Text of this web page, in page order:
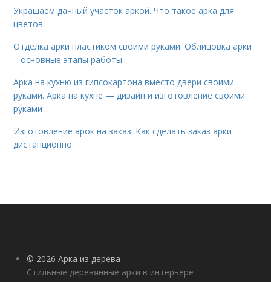
Украшаем дачный участок аркой. Что такое арка для
цветов
Отделка арки пластиком своими руками. Облицовка арки
– основные этапы работы
Арка на кухню из гипсокартона вместо двери своими
руками. Арка на кухне — дизайн и изготовление своими
руками
Изготовление арок на заказ. Как сделать заказ арки
дистанционно
© 2026 Арка из дерева
Стильные деревянные арки в интерьере